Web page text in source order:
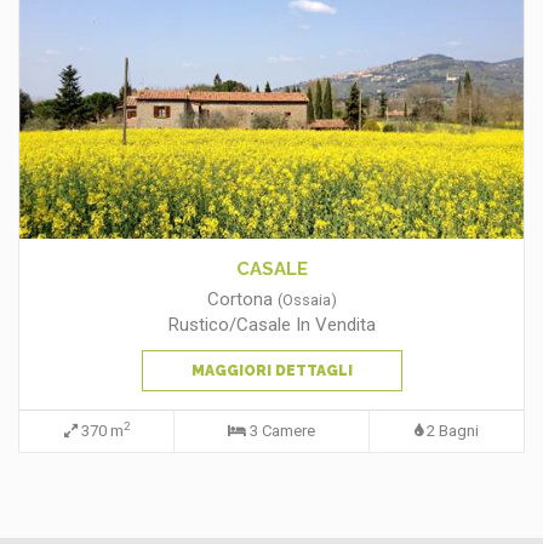
casolare tipico toscano
Lucignano(Croce)
Rustico/Casale In Vendita
MAGGIORI DETTAGLI
350 m2 5 Camere 4 Bagni